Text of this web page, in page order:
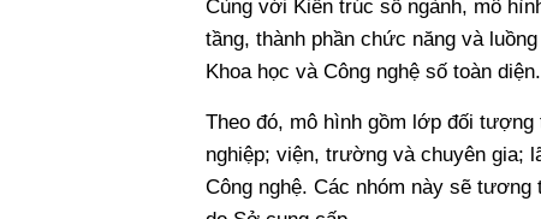
Cùng với Kiến trúc số ngành, mô
tầng, thành phần chức năng và
Khoa học và Công nghệ số toàn diện.
Theo đó, mô hình gồm lớp đối
nghiệp; viện, trường và chuyên gia;
Công nghệ. Các nhóm này sẽ